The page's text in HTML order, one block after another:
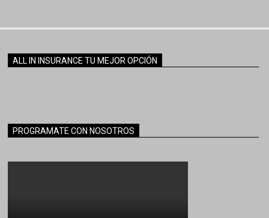
ALL IN INSURANCE TU MEJOR OPCIÓN
PROGRAMATE CON NOSOTROS